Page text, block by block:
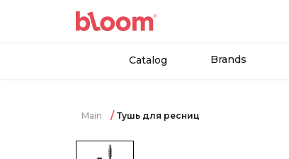
Catalog Brands
Main Тушь для ресниц